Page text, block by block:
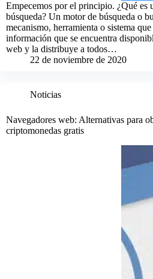
Empecemos por el principio. ¿Qué es
búsqueda? Un motor de búsqueda o
mecanismo, herramienta o sistema
información que se encuentra
web y la distribuye a todos…
22 de noviembre de 2020
Noticias
Navegadores web: Alternativas para
criptomonedas gratis